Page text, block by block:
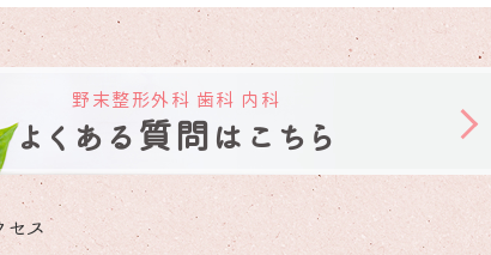
野末整形外科 歯科 内科
よくある質問はこちら
セス